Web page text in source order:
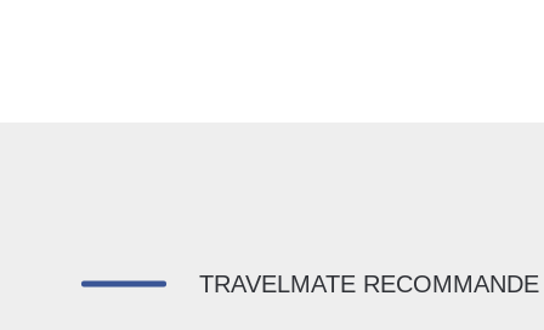
TRAVELMATE RECOMMANDE